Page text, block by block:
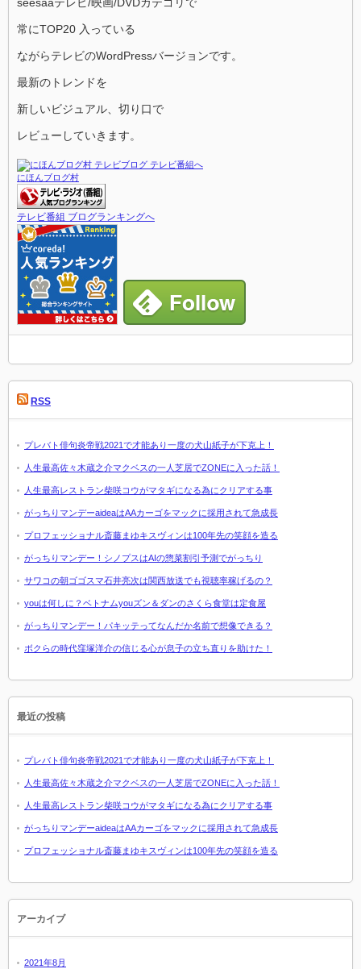
seesaaテレビ/映画/DVDカテゴリで
常にTOP20 入っている
ながらテレビのWordPressバージョンです。
最新のトレンドを
新しいビジュアル、切り口で
レビューしていきます。
にほんブログ村
テレビ番組 ブログランキングへ
RSS
プレバト俳句炎帝戦2021で才能あり一度の犬山紙子が下克上！
人生最高佐々木蔵之介マクベスの一人芝居でZONEに入った話！
人生最高レストラン柴咲コウがマタギになる為にクリアする事
がっちりマンデーaideaはAAカーゴをマックに採用されて急成長
プロフェッショナル斎藤まゆキスヴィンは100年先の笑顔を造る
がっちりマンデー！シノプスはAIの惣菜割引予測でがっちり
サワコの朝ゴゴスマ石井亮次は関西放送でも視聴率稼げるの？
youは何しに？ベトナムyouズン＆ダンのさくら食堂は定食屋
がっちりマンデー！パキッテってなんだか名前で想像できる？
ボクらの時代窪塚洋介の信じる心が息子の立ち直りを助けた！
最近の投稿
プレバト俳句炎帝戦2021で才能あり一度の犬山紙子が下克上！
人生最高佐々木蔵之介マクベスの一人芝居でZONEに入った話！
人生最高レストラン柴咲コウがマタギになる為にクリアする事
がっちりマンデーaideaはAAカーゴをマックに採用されて急成長
プロフェッショナル斎藤まゆキスヴィンは100年先の笑顔を造る
アーカイブ
2021年8月